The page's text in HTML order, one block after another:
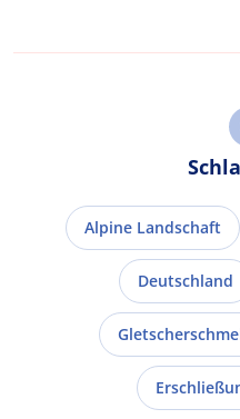
Alpine Landschaft
Deutschland